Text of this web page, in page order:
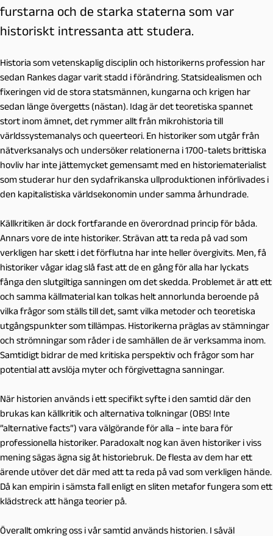
furstarna och de starka staterna som var
historiskt intressanta att studera.
Historia som vetenskaplig disciplin och historikerns profession har
sedan Rankes dagar varit stadd i förändring. Statsidealismen och
fixeringen vid de stora statsmännen, kungarna och krigen har
sedan länge övergetts (nästan). Idag är det teoretiska spannet
stort inom ämnet, det rymmer allt från mikrohistoria till
världssystemanalys och queerteori. En historiker som utgår från
nätverksanalys och undersöker relationerna i 1700-talets brittiska
hovliv har inte jättemycket gemensamt med en historiematerialist
som studerar hur den sydafrikanska ullproduktionen införlivades i
den kapitalistiska världsekonomin under samma århundrade.
Källkritiken är dock fortfarande en överordnad princip för båda.
Annars vore de inte historiker. Strävan att ta reda på vad som
verkligen har skett i det förflutna har inte heller övergivits. Men, få
historiker vågar idag slå fast att de en gång för alla har lyckats
fånga den slutgiltiga sanningen om det skedda. Problemet är att ett
och samma källmaterial kan tolkas helt annorlunda beroende på
vilka frågor som ställs till det, samt vilka metoder och teoretiska
utgångspunkter som tillämpas. Historikerna präglas av stämningar
och strömningar som råder i de samhällen de är verksamma inom.
Samtidigt bidrar de med kritiska perspektiv och frågor som har
potential att avslöja myter och förgivettagna sanningar.
När historien används i ett specifikt syfte i den samtid där den
brukas kan källkritik och alternativa tolkningar (OBS! Inte
”alternative facts”) vara välgörande för alla – inte bara för
professionella historiker. Paradoxalt nog kan även historiker i viss
mening sägas ägna sig åt historiebruk. De flesta av dem har ett
ärende utöver det där med att ta reda på vad som verkligen hände.
Då kan empirin i sämsta fall enligt en sliten metafor fungera som ett
klädstreck att hänga teorier på.
Överallt omkring oss i vår samtid används historien. I såväl